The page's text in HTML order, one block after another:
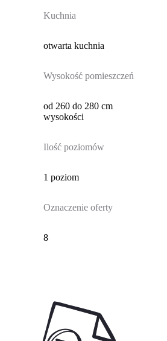
Kuchnia
otwarta kuchnia
Wysokość pomieszczeń
od 260 do 280 cm
wysokości
Ilość poziomów
1 poziom
Oznaczenie oferty
8